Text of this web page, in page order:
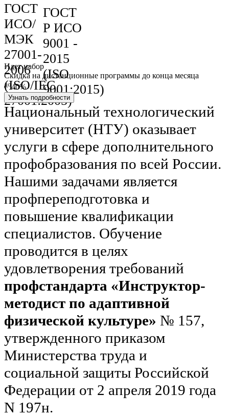
ГОСТ
ИСО/
МЭК
27001-
2006
(ISO/IEC
27001:2005)
ГОСТ
Р ИСО
9001 -
2015
(ISO
9001:2015)
Идет набор
Скидка на дистанционные программы до конца месяца
до40%
Узнать подробности
Национальный технологический
университет (НТУ) оказывает
услуги в сфере дополнительного
профобразования по всей России.
Нашими задачами является
профпереподготовка и
повышение квалификации
специалистов. Обучение
проводится в целях
удовлетворения требований
профстандарта «Инструктор-
методист по адаптивной
физической культуре» № 157,
утвержденного приказом
Министерства труда и
социальной защиты Российской
Федерации от 2 апреля 2019 года
N 197н.